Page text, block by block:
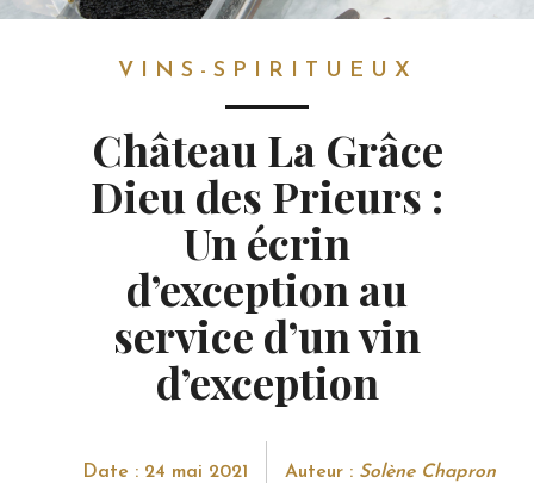
VINS-SPIRITUEUX
Château La Grâce
Dieu des Prieurs :
Un écrin
d’exception au
service d’un vin
d’exception
Date : 24 mai 2021 Auteur : Solène Chapron